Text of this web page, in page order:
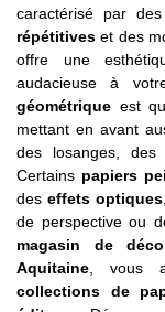
caractérisé par des
répétitives et des
offre une
audacieuse à
géométrique est
mettant en avant
des losanges, des
Certains papiers
des effets optiques
de perspective ou
magasin de
Aquitaine , vous
collections de